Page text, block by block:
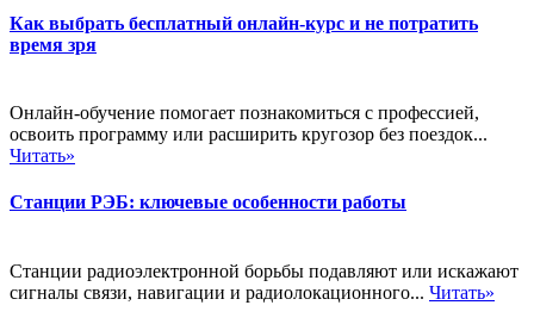
Как выбрать бесплатный онлайн-курс и не потратить
время зря
Онлайн-обучение помогает познакомиться с профессией,
освоить программу или расширить кругозор без поездок...
Читать»
Станции РЭБ: ключевые особенности работы
Станции радиоэлектронной борьбы подавляют или искажают
сигналы связи, навигации и радиолокационного... Читать»